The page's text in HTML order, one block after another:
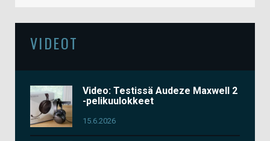
VIDEOT
Video: Testissä Audeze Maxwell 2
-pelikuulokkeet
15.6.2026